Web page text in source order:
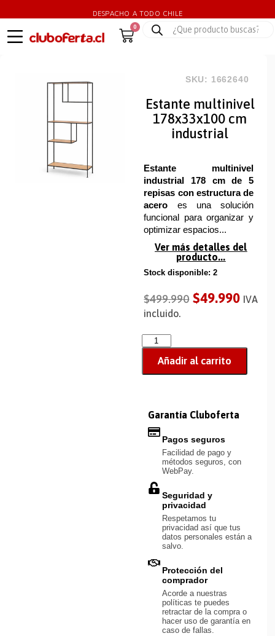
DESPACHO A TODO CHILE
0
SKU: 1662640
Estante multinivel
178x33x100 cm
industrial
Estante multinivel
industrial 178 cm de 5
repisas con estructura de
acero es una solución
funcional para organizar y
optimizar espacios...
Ver más detalles del
producto...
Stock disponible: 2
$499.990 $49.990 IVA
incluido.
Añadir al carrito
Garantía Cluboferta
Pagos seguros
Facilidad de pago y
métodos seguros, con
WebPay.
Seguridad y
privacidad
Respetamos tu
privacidad así que tus
datos personales están a
salvo.
Protección del
comprador
Acorde a nuestras
políticas te puedes
retractar de la compra o
hacer uso de garantía en
caso de fallas.